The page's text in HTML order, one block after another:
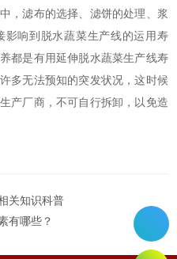
滤布的选择、滤饼的处理、浆
影响到脱水蔬菜生产线的运用寿
都是有用延伸脱水蔬菜生产线寿
多无法预知的突发状况，这时候
产厂商，不可自行拆卸，以免造
关知识科普
有哪些？